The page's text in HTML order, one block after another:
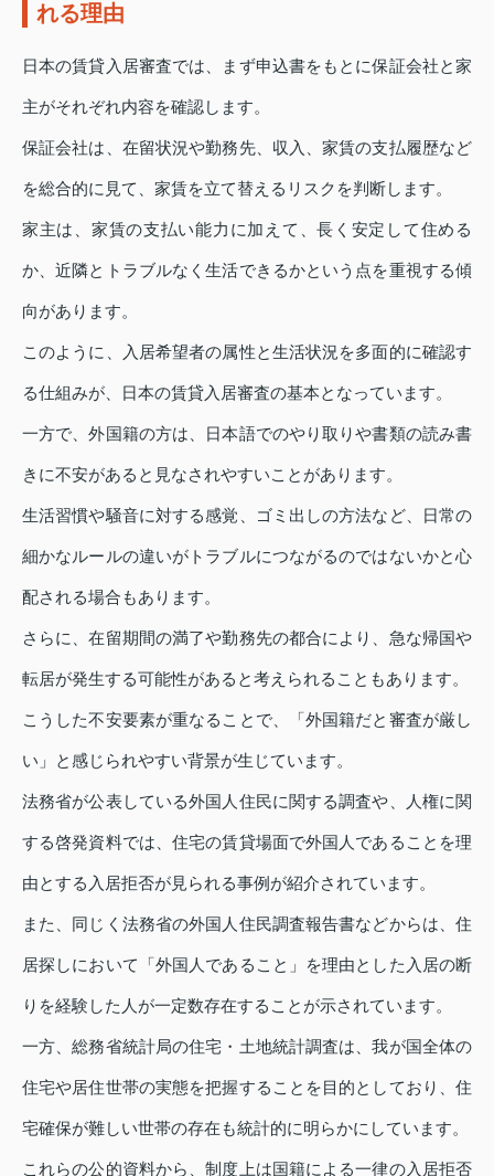
れる理由
日本の賃貸入居審査では、まず申込書をもとに保証会社と家
主がそれぞれ内容を確認します。
保証会社は、在留状況や勤務先、収入、家賃の支払履歴など
を総合的に見て、家賃を立て替えるリスクを判断します。
家主は、家賃の支払い能力に加えて、長く安定して住める
か、近隣とトラブルなく生活できるかという点を重視する傾
向があります。
このように、入居希望者の属性と生活状況を多面的に確認す
る仕組みが、日本の賃貸入居審査の基本となっています。
一方で、外国籍の方は、日本語でのやり取りや書類の読み書
きに不安があると見なされやすいことがあります。
生活習慣や騒音に対する感覚、ゴミ出しの方法など、日常の
細かなルールの違いがトラブルにつながるのではないかと心
配される場合もあります。
さらに、在留期間の満了や勤務先の都合により、急な帰国や
転居が発生する可能性があると考えられることもあります。
こうした不安要素が重なることで、「外国籍だと審査が厳し
い」と感じられやすい背景が生じています。
法務省が公表している外国人住民に関する調査や、人権に関
する啓発資料では、住宅の賃貸場面で外国人であることを理
由とする入居拒否が見られる事例が紹介されています。
また、同じく法務省の外国人住民調査報告書などからは、住
居探しにおいて「外国人であること」を理由とした入居の断
りを経験した人が一定数存在することが示されています。
一方、総務省統計局の住宅・土地統計調査は、我が国全体の
住宅や居住世帯の実態を把握することを目的としており、住
宅確保が難しい世帯の存在も統計的に明らかにしています。
これらの公的資料から、制度上は国籍による一律の入居拒否